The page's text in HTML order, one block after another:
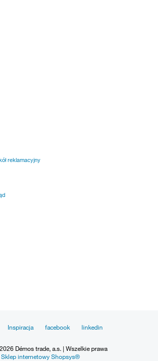
reklamacyjny
Inspiracja facebook
linkedin
Démos trade, a.s. | Wszelkie prawa
Sklep internetowy Shopsys®